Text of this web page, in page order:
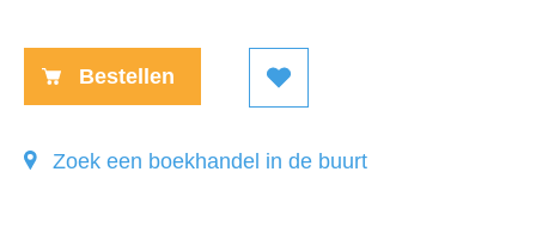
Bestellen
Zoek een boekhandel in de buurt